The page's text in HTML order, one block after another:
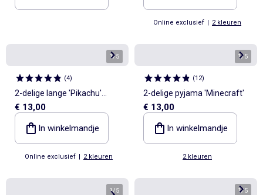
Online exclusief | 2 kleuren
1/5
(4)
2-delige lange 'Pikachu'
'Pokémon' pyjamaset
€ 13,00
In winkelmandje
Online exclusief | 2 kleuren
1/5
(12)
2-delige pyjama 'Minecraft'
€ 13,00
In winkelmandje
2 kleuren
1/5 1/5